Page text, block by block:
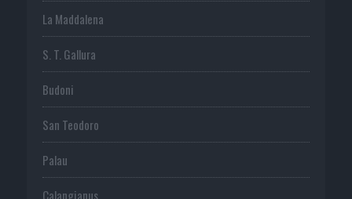
La Maddalena
S. T. Gallura
Budoni
San Teodoro
Palau
Calangianus